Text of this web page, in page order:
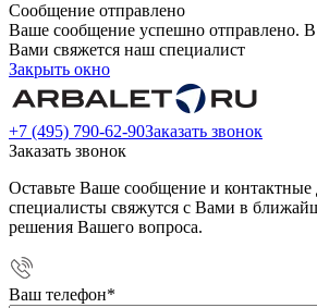
Сообщение отправлено
Ваше сообщение успешно отправлено.
Вами свяжется наш специалист
Закрыть окно
+7 (495) 790-62-90Заказать звонок
Заказать звонок
Оставьте Ваше сообщение и
специалисты свяжутся с Вами в
решения Вашего вопроса.
Ваш телефон*